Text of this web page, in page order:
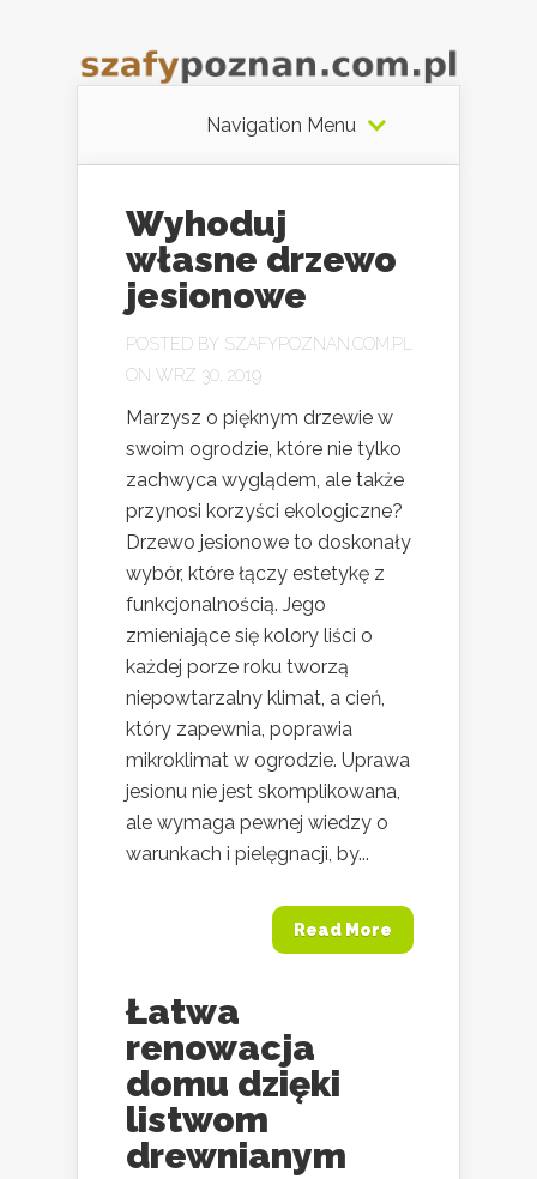
Navigation Menu
Wyhoduj
własne drzewo
jesionowe
POSTED BY SZAFYPOZNAN.COM.PL
ON WRZ 30, 2019
Marzysz o pięknym drzewie w
swoim ogrodzie, które nie tylko
zachwyca wyglądem, ale także
przynosi korzyści ekologiczne?
Drzewo jesionowe to doskonały
wybór, które łączy estetykę z
funkcjonalnością. Jego
zmieniające się kolory liści o
każdej porze roku tworzą
niepowtarzalny klimat, a cień,
który zapewnia, poprawia
mikroklimat w ogrodzie. Uprawa
jesionu nie jest skomplikowana,
ale wymaga pewnej wiedzy o
warunkach i pielęgnacji, by...
Read More
Łatwa
renowacja
domu dzięki
listwom
drewnianym